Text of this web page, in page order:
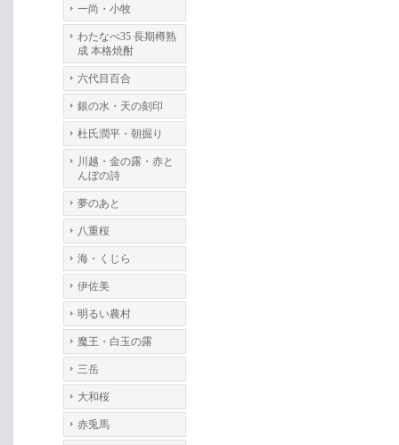
一尚・小牧
わたなべ35 長期樽熟
成 本格焼酎
六代目百合
銀の水・天の刻印
杜氏潤平・朝掘り
川越・金の露・赤と
んぼの詩
夢のあと
八重桜
海・くじら
伊佐美
明るい農村
魔王・白玉の露
三岳
大和桜
赤兎馬